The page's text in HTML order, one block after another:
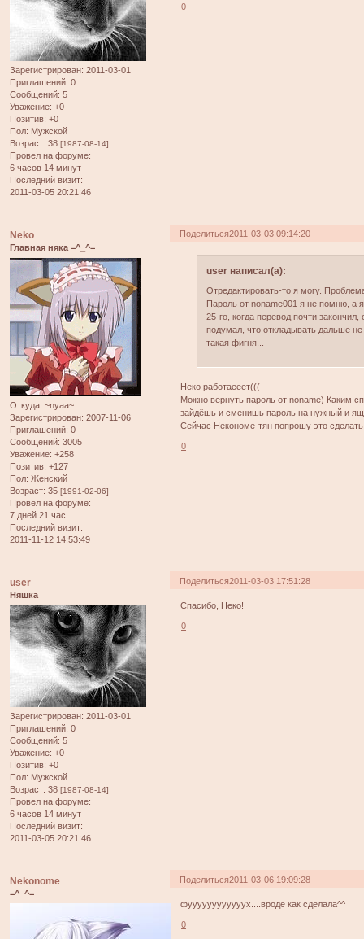
Зарегистрирован: 2011-03-01
Приглашений: 0
Сообщений: 5
Уважение: +0
Позитив: +0
Пол: Мужской
Возраст: 38 [1987-08-14]
Провел на форуме:
6 часов 14 минут
Последний визит:
2011-03-05 20:21:46
0
Поделиться2011-03-03 09:14:20
Neko
Главная няка =^_^=
Откуда: ~nyaa~
Зарегистрирован: 2007-11-06
Приглашений: 0
Сообщений: 3005
Уважение: +258
Позитив: +127
Пол: Женский
Возраст: 35 [1991-02-06]
Провел на форуме:
7 дней 21 час
Последний визит:
2011-11-12 14:53:49
user написал(а):
Отредактировать-то я могу.
Пароль от noname001 я не помню, а
25-го, когда перевод почти
подумал, что откладывать дальше
такая фигня...
Неко работаееет(((
Можно вернуть пароль от noname) Каким
зайдёшь и сменишь пароль на нужный и
Сейчас Некономе-тян попрошу это
0
Поделиться2011-03-03 17:51:28
user
Няшка
Зарегистрирован: 2011-03-01
Приглашений: 0
Сообщений: 5
Уважение: +0
Позитив: +0
Пол: Мужской
Возраст: 38 [1987-08-14]
Провел на форуме:
6 часов 14 минут
Последний визит:
2011-03-05 20:21:46
Спасибо, Неко!
0
Поделиться2011-03-06 19:09:28
Nekonome
=^_^=
фуууууууууууух....вроде как сделала^^
0